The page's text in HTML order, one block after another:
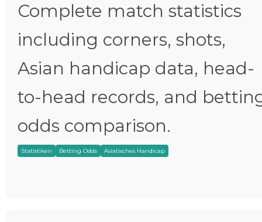
Complete match statistics
including corners, shots,
Asian handicap data, head-
to-head records, and
odds comparison.
Statistiken Betting Odds Asiatisches Handicap